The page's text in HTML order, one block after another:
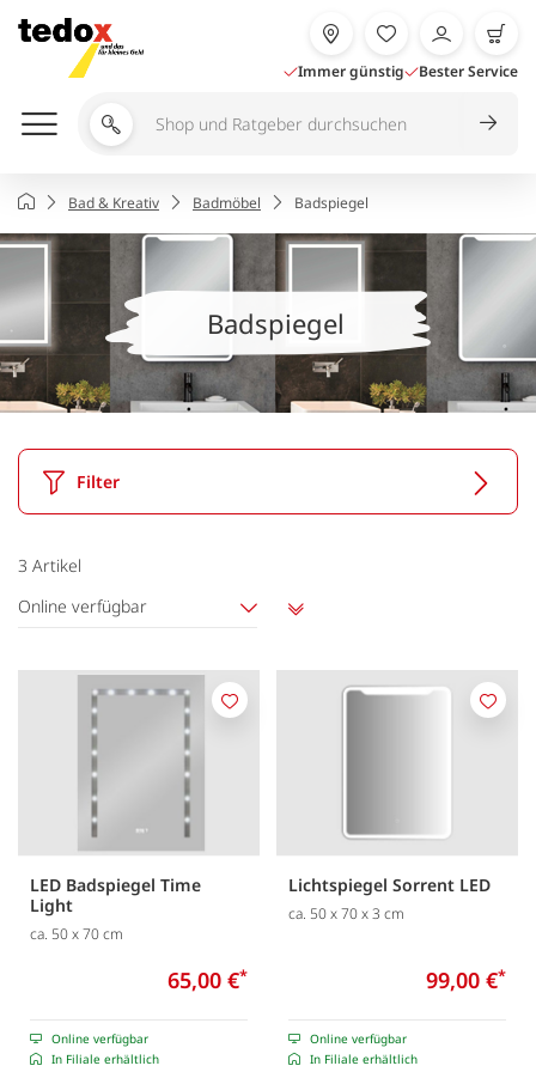
Inhalt
springen
Immer günstig Bester Service
Shop
durchsuchen
StartseiteBad & Kreativ Badmöbel Badspiegel
Badspiegel
Filter
3 Artikel
Online verfügbar
LED Badspiegel Time
Light
ca. 50 x 70 cm
65,00 €*
Online verfügbar
In Filiale erhältlich
Merken
Lichtspiegel Sorrent LED
ca. 50 x 70 x 3 cm
99,00 €*
Online verfügbar
In Filiale erhältlich